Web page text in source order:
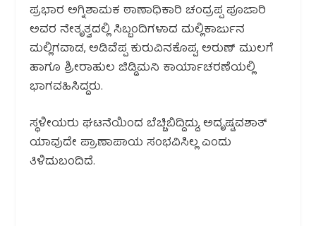
ಪ್ರಭಾರ ಅಗ್ನಿಶಾಮಕ ಠಾಣಾಧಿಕಾರಿ ಚಂದ್ರಪ್ಪ ಪೂಜಾರಿ
ಅವರ ನೇತೃತ್ವದಲ್ಲಿ ಸಿಬ್ಬಂದಿಗಳಾದ ಮಲ್ಲಿಕಾರ್ಜುನ
ಮಲ್ಲಿಗವಾಡ, ಅಡಿವೆಪ್ಪ ಕುರುವಿನಕೊಪ್ಪ, ಅರುಣ್ ಮುಲಗೆ
ಹಾಗೂ ಶ್ರೀರಾಹುಲ ಜಿಡ್ಡಿಮನಿ ಕಾರ್ಯಾಚರಣೆಯಲ್ಲಿ
ಭಾಗವಹಿಸಿದ್ದರು.
ಸ್ಥಳೀಯರು ಘಟನೆಯಿಂದ ಬೆಚ್ಚಿಬಿದ್ದಿದ್ದು, ಅದೃಷ್ಟವಶಾತ್
ಯಾವುದೇ ಪ್ರಾಣಾಪಾಯ ಸಂಭವಿಸಿಲ್ಲ ಎಂದು
ತಿಳಿದುಬಂದಿದೆ.